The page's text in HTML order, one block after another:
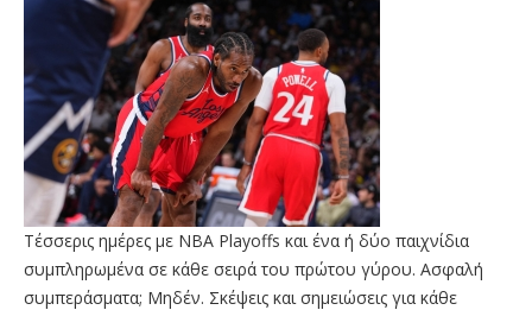
Τέσσερις ημέρες με NBA Playoffs και ένα ή δύο παιχνίδια
συμπληρωμένα σε κάθε σειρά του πρώτου γύρου. Ασφαλή
συμπεράσματα; Μηδέν. Σκέψεις και σημειώσεις για κάθε